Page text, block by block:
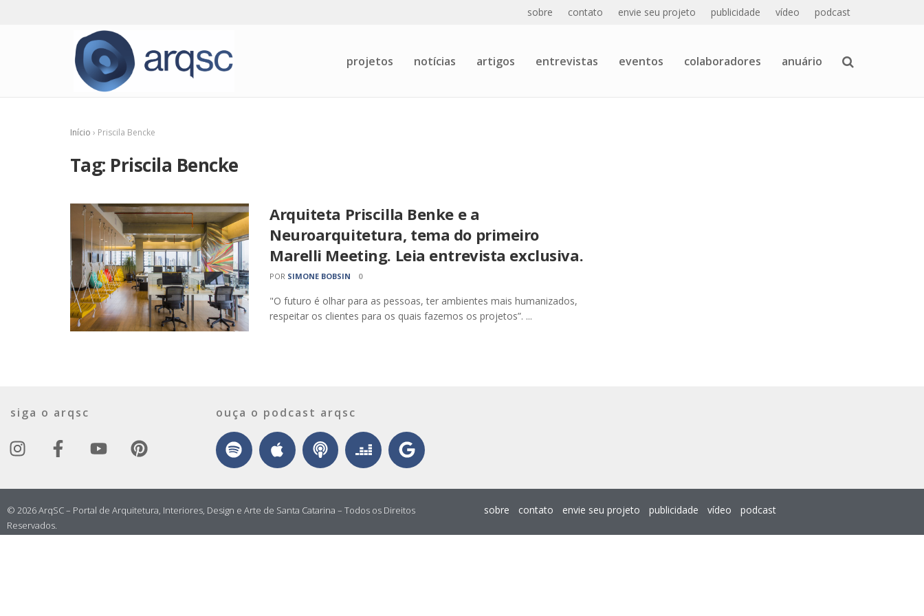
sobre contato envie seu projeto publicidade vídeo podcast
projetos notícias artigos entrevistas eventos colaboradores anuário
Início › Priscila Bencke
Tag: Priscila Bencke
Arquiteta Priscilla Benke e a
Neuroarquitetura, tema do primeiro
Marelli Meeting. Leia entrevista exclusiva.
POR SIMONE BOBSIN 0
"O futuro é olhar para as pessoas, ter ambientes mais humanizados,
respeitar os clientes para os quais fazemos os projetos”. ...
siga o arqsc ouça o podcast arqsc
© 2026 ArqSC – Portal de Arquitetura, Interiores, Design e Arte de Santa Catarina – Todos os Direitos
Reservados.
sobre contato envie seu projeto publicidade vídeo podcast